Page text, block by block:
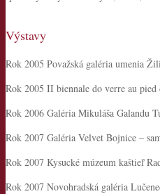
Výstavy
Rok 2005 Považská galéria umenia
Rok 2005 II biennale do verre au
Rok 2006 Galéria Mikuláša Galandu
Rok 2007 Galéria Velvet Bojnice –
Rok 2007 Kysucké múzeum kaštieľ
Rok 2007 Novohradská galéria